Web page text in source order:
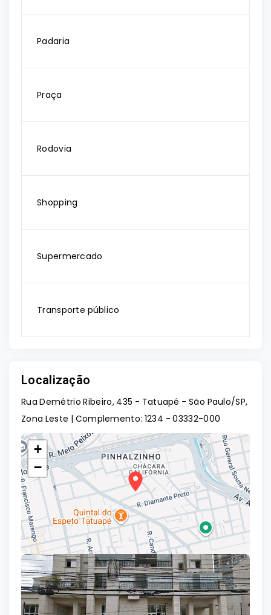
Padaria
Praça
Rodovia
Shopping
Supermercado
Transporte público
Localização
Rua Demétrio Ribeiro, 435 - Tatuapé - São Paulo/SP,
Zona Leste | Complemento: 1234 - 03332-000
+
−
Leaflet